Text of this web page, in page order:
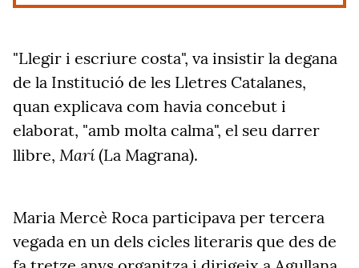
"Llegir i escriure costa", va insistir la degana
de la Institució de les Lletres Catalanes,
quan explicava com havia concebut i
elaborat, "amb molta calma", el seu darrer
llibre, Marí (La Magrana).
Maria Mercè Roca participava per tercera
vegada en un dels cicles literaris que des de